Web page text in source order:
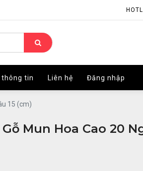
thông tin Liên hệ Đăng nhập
thông tin Liên hệ Đăng nhập
15 (cm)
Mun Hoa Cao 20